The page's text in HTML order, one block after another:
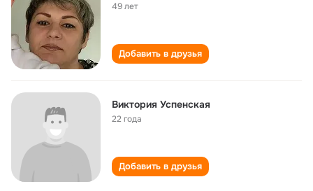
49 лет
Добавить в друзья
Виктория Успенская
22 года
Добавить в друзья